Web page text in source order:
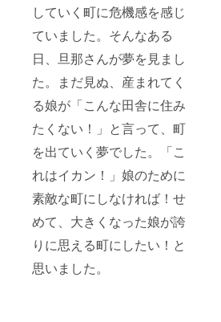
していく町に危機感を感じ
ていました。そんなある
日、旦那さんが夢を見まし
た。まだ見ぬ、産まれてく
る娘が「こんな田舎に住み
たくない！」と言って、町
を出ていく夢でした。「こ
れはイカン！」娘のために
素敵な町にしなければ！せ
めて、大きくなった娘が誇
りに思える町にしたい！と
思いました。